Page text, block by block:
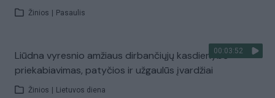
Žinios Pasaulis
00:03:52
Liūdna vyresnio amžiaus dirbančiųjų kasdienybė –
priekabiavimas, patyčios ir užgaulūs įvardžiai
Žinios Lietuvos diena